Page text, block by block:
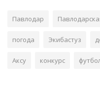
Павлодар
погода Экибастуз
Аксу конкурс